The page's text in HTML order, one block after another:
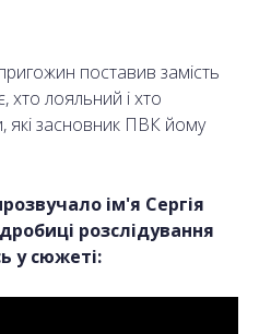
поставив замість
хто лояльний і хто
які засновник ПВК йому
ім'я Сергія
розслідування
у сюжеті: